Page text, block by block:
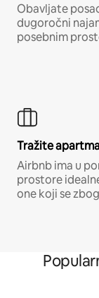
Obavljate
dugoročni
posebnim
Tražite
Airbnb ima u
prostore
one koji se